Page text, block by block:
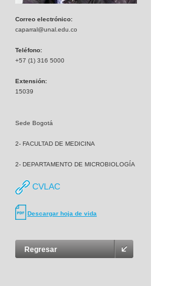
Correo electrónico:
caparral@unal.edu.co
Teléfono:
+57 (1) 316 5000
Extensión:
15039
Sede Bogotá
2- FACULTAD DE MEDICINA
2- DEPARTAMENTO DE MICROBIOLOGÍA
CVLAC
Descargar hoja de vida
Regresar